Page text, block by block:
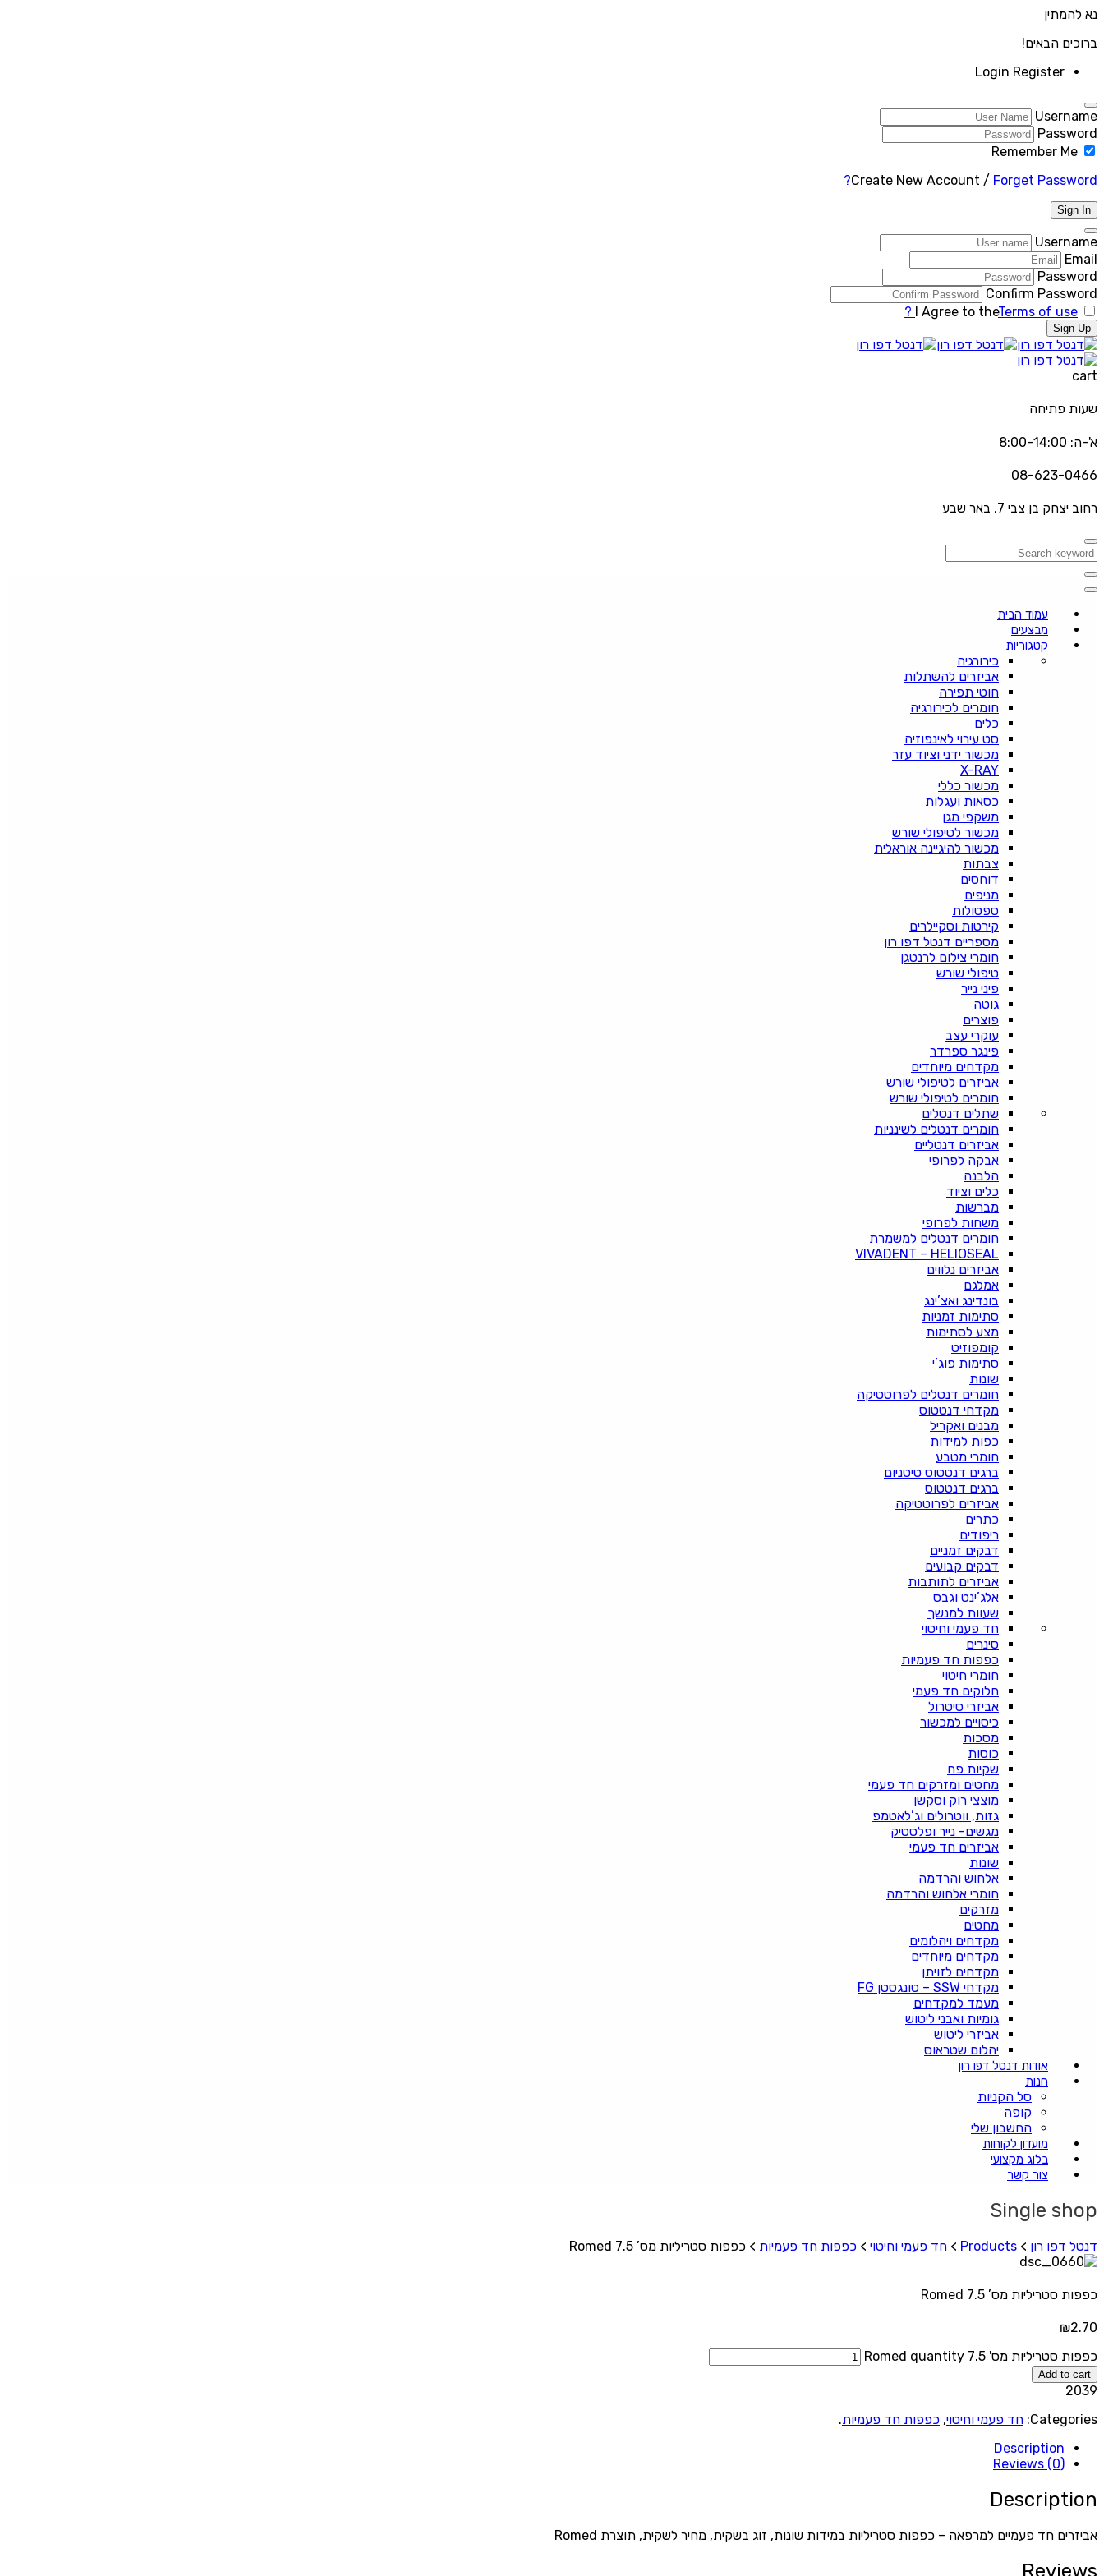
נא להמתין
ברוכים הבאים!
Login Register
Username
Password
Remember Me
Create New Account / Forget Password?
Sign In
Username
Email
Password
Confirm Password
I Agree to theTerms of use ?
Sign Up
cart
שעות פתיחה
א'-ה: 8:00-14:00
08-623-0466
רחוב יצחק בן צבי 7, באר שבע
עמוד הבית
מבצעים
קטגוריות
כירורגיה
אביזרים להשתלות
חוטי תפירה
חומרים לכירורגיה
כלים
סט עירוי לאינפוזיה
מכשור ידני וציוד עזר
X-RAY
מכשור כללי
כסאות ועגלות
משקפי מגן
מכשור לטיפולי שורש
מכשור להיגיינה אוראלית
צבתות
דוחסים
מניפים
ספטולות
קירטות וסקיילרים
מספריים דנטל דפו רון
חומרי צילום לרנטגן
טיפולי שורש
פיני נייר
גוטה
פוצרים
עוקרי עצב
פינגר ספרדר
מקדחים מיוחדים
אביזרים לטיפולי שורש
חומרים לטיפולי שורש
שתלים דנטלים
חומרים דנטלים לשינניות
אביזרים דנטליים
אבקה לפרופי
הלבנה
כלים וציוד
מברשות
משחות לפרופי
חומרים דנטלים למשמרת
VIVADENT – HELIOSEAL
אביזרים נלווים
אמלגם
בונדינג ואצ’ינג
סתימות זמניות
מצע לסתימות
קומפוזיט
סתימות פוג’י
שונות
חומרים דנטלים לפרוטטיקה
מקדחי דנטטוס
מבנים ואקריל
כפות למידות
חומרי מטבע
ברגים דנטטוס טיטניום
ברגים דנטטוס
אביזרים לפרוטטיקה
כתרים
ריפודים
דבקים זמניים
דבקים קבועים
אביזרים לתותבות
אלג’ינט וגבס
שעוות למנשך
חד פעמי וחיטוי
סינרים
כפפות חד פעמיות
חומרי חיטוי
חלוקים חד פעמי
אביזרי סיטרול
כיסויים למכשור
מסכות
כוסות
שקיות פח
מחטים ומזרקים חד פעמי
מוצצי רוק וסקשן
גזות, ווטרולים וג’לאטמפ
מגשים- נייר ופלסטיק
אביזרים חד פעמי
שונות
אלחוש והרדמה
חומרי אלחוש והרדמה
מזרקים
מחטים
מקדחים ויהלומים
מקדחים מיוחדים
מקדחים לזויתן
מקדחי SSW – טונגסטן FG
מעמד למקדחים
גומיות ואבני ליטוש
אביזרי ליטוש
יהלום שטראוס
אודות דנטל דפו רון
חנות
סל הקניות
קופה
החשבון שלי
מועדון לקוחות
בלוג מקצועי
צור קשר
Single shop
דנטל דפו רון >
Products
> חד פעמי וחיטוי > כפפות חד פעמיות > כפפות סטריליות מס’ 7.5 Romed
כפפות סטריליות מס’ 7.5 Romed
₪2.70
כפפות סטריליות מס' 7.5 Romed quantity
Add to cart
2039
Categories: חד פעמי וחיטוי, כפפות חד פעמיות.
Description
Reviews (0)
Description
אביזרים חד פעמיים למרפאה – כפפות סטריליות במידות שונות, זוג בשקית, מחיר לשקית, תוצרת Romed
Reviews